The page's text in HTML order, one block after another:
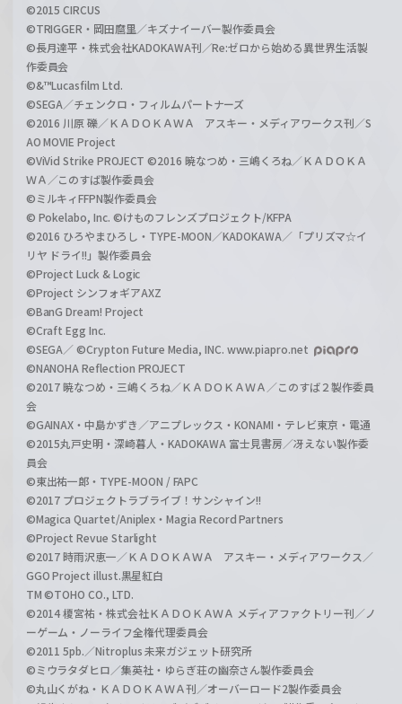
©2015 CIRCUS
©TRIGGER・岡田麿里／キズナイーバー製作委員会
©長月達平・株式会社KADOKAWA刊／Re:ゼロから始める異世界生活製
作委員会
©&™Lucasfilm Ltd.
©SEGA／チェンクロ・フィルムパートナーズ
©2016 川原 礫／ＫＡＤＯＫＡＷＡ アスキー・メディアワークス刊／S
AO MOVIE Project
©ViVid Strike PROJECT ©2016 暁なつめ・三嶋くろね／ＫＡＤＯＫＡ
ＷＡ／このすば製作委員会
©ミルキィFFPN製作委員会
© Pokelabo, Inc. ©けものフレンズプロジェクト/KFPA
©2016 ひろやまひろし・TYPE-MOON／KADOKAWA／「プリズマ☆イ
リヤ ドライ!!」製作委員会
©Project Luck & Logic
©Project シンフォギアAXZ
©BanG Dream! Project
©Craft Egg Inc.
©SEGA／ ©Crypton Future Media, INC. www.piapro.net
©NANOHA Reflection PROJECT
©2017 暁なつめ・三嶋くろね／ＫＡＤＯＫＡＷＡ／このすば２製作委員
会
©GAINAX・中島かずき／アニプレックス・KONAMI・テレビ東京・電通
©2015丸戸史明・深崎暮人・KADOKAWA 富士見書房／冴えない製作委
員会
©東出祐一郎・TYPE-MOON / FAPC
©2017 プロジェクトラブライブ！サンシャイン!!
©Magica Quartet/Aniplex・Magia Record Partners
©Project Revue Starlight
©2017 時雨沢恵一／ＫＡＤＯＫＡＷＡ アスキー・メディアワークス／
GGO Project illust.黒星紅白
TM ©TOHO CO., LTD.
©2014 榎宮祐・株式会社ＫＡＤＯＫＡＷＡ メディアファクトリー刊／ノ
ーゲーム・ノーライフ全権代理委員会
©2011 5pb.／Nitroplus 未来ガジェット研究所
©ミウラタダヒロ／集英社・ゆらぎ荘の幽奈さん製作委員会
©丸山くがね・ＫＡＤＯＫＡＷＡ刊／オーバーロード2製作委員会